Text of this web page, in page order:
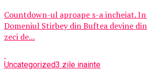
Countdown-ul aproape s-a incheiat.
Domeniul Stirbey din Buftea devine
zeci de...
Uncategorized3 zile inainte